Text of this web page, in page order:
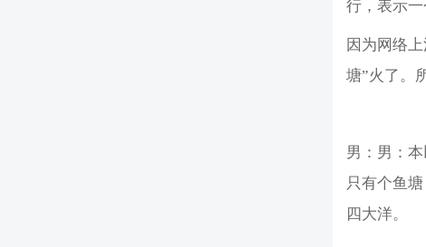
行，表示
因为网络
塘”火了。
男：男：
只有个鱼
四大洋。